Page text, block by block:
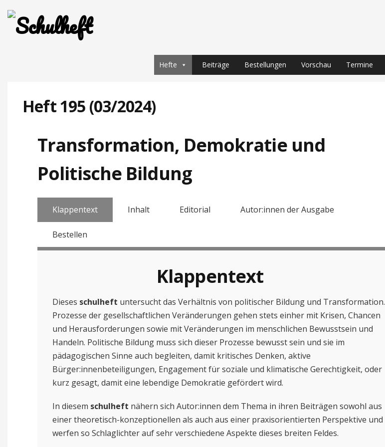
Hefte Beiträge Bestellungen Vorschau Termine
Heft 195 (03/2024)
Transformation, Demokratie und
Politische Bildung
Klappentext Inhalt Editorial Autor:innen der Ausgabe
Bestellen
Klappentext
Dieses schulheft untersucht das Verhältnis von politischer Bildung und Transformation.
Prozesse der gesellschaftlichen Veränderungen gehen stets einher mit Krisen, Chancen
und Herausforderungen sowie mit Veränderungen im menschlichen Bewusstsein und
Handeln. Politische Bildung muss sich dieser Prozesse bewusst sein und sie im
pädagogischen Sinne auch begleiten, damit kritisches Denken, aktive
Bürger:innenbeteiligungen, Engagement für soziale und klimatische Gerechtigkeit, oder
kurz gesagt, damit eine lebendige Demokratie gefördert wird.
In diesem schulheft nähern sich Autor:innen dem Thema in ihren Beiträgen sowohl aus
einer theoretisch-konzeptionellen als auch aus einer praxisorientierten Perspektive und
werfen so Schlaglichter auf sehr verschiedene Aspekte dieses breiten Feldes.